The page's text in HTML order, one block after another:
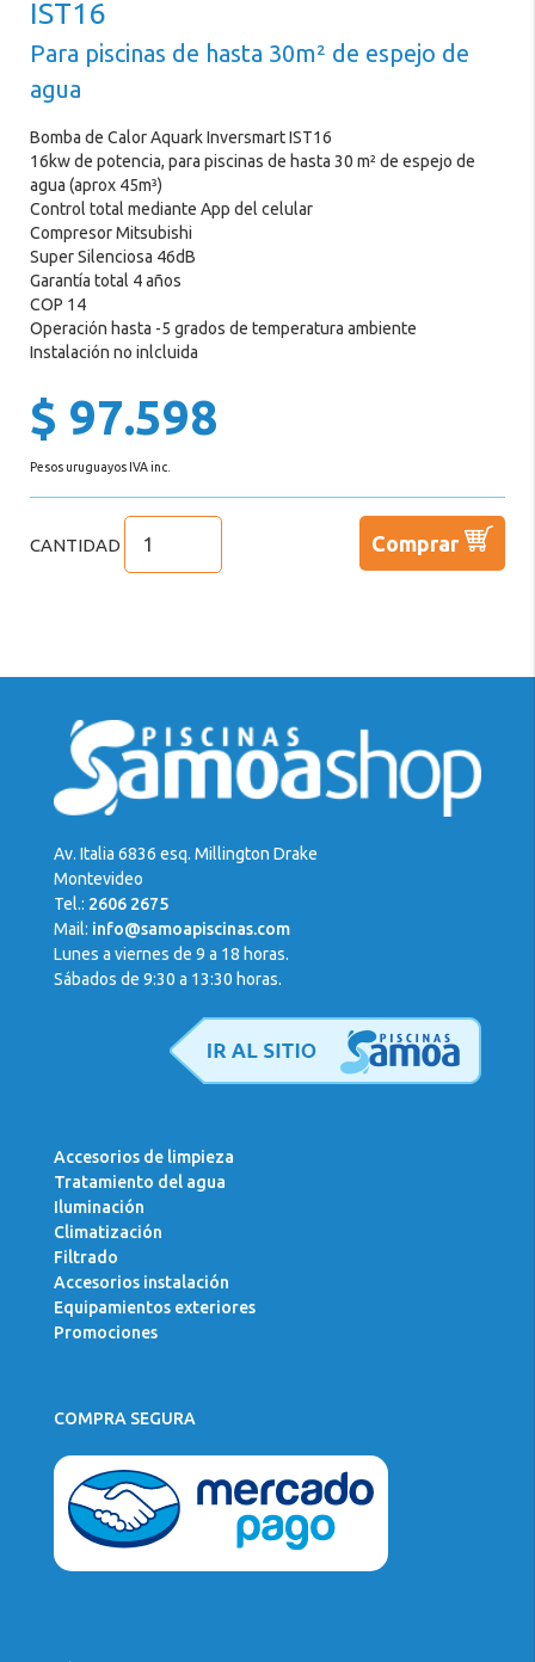
Equipamiento
Exterior
Promociones
Cuenta
IST16
Para piscinas de hasta 30m² de espejo de
agua
Bomba de Calor Aquark Inversmart IST16
16kw de potencia, para piscinas de hasta 30 m² de espejo de
agua (aprox 45m³)
Control total mediante App del celular
Compresor Mitsubishi
Super Silenciosa 46dB
Garantía total 4 años
COP 14
Operación hasta -5 grados de temperatura ambiente
Instalación no inlcluida
$ 97.598
Pesos uruguayos IVA inc.
CANTIDAD Comprar
Av. Italia 6836 esq. Millington Drake
Montevideo
Tel.: 2606 2675
Mail: info@samoapiscinas.com
Lunes a viernes de 9 a 18 horas.
Sábados de 9:30 a 13:30 horas.
Accesorios de limpieza
Tratamiento del agua
Iluminación
Climatización
Filtrado
Accesorios instalación
Equipamientos exteriores
Promociones
COMPRA SEGURA